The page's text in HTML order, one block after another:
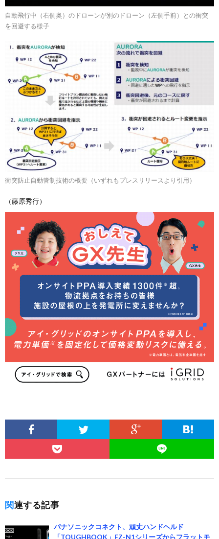
自動飛行中（右側奥）のドローンが別のドローン（左側手前）との衝突
を回避する様子
衝突防止自動管制技術の概要（いずれもプレスリリースより引用）
（藤原秀行）
関連する記事
パナソニックコネクト、頑丈ハンドヘルド
「TOUGHBOOK」FZ-N1シリーズからフラットモ